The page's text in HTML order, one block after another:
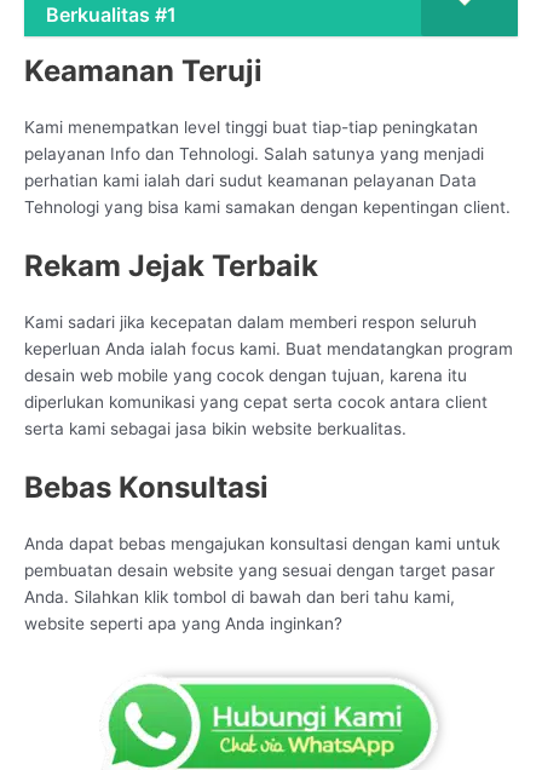
Berkualitas #1
Keamanan Teruji
Kami menempatkan level tinggi buat tiap-tiap peningkatan
pelayanan Info dan Tehnologi. Salah satunya yang menjadi
perhatian kami ialah dari sudut keamanan pelayanan Data
Tehnologi yang bisa kami samakan dengan kepentingan client.
Rekam Jejak Terbaik
Kami sadari jika kecepatan dalam memberi respon seluruh
keperluan Anda ialah focus kami. Buat mendatangkan program
desain web mobile yang cocok dengan tujuan, karena itu
diperlukan komunikasi yang cepat serta cocok antara client
serta kami sebagai jasa bikin website berkualitas.
Bebas Konsultasi
Anda dapat bebas mengajukan konsultasi dengan kami untuk
pembuatan desain website yang sesuai dengan target pasar
Anda. Silahkan klik tombol di bawah dan beri tahu kami,
website seperti apa yang Anda inginkan?